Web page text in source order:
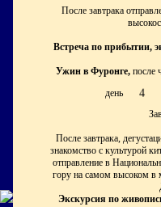
После завтрака
Встреча по прибытии,
Ужин в Фуронге,после
день
4
После завтрака,
знакомство с культурой
отправление в
гору на самом высоком в
Экскурсия по